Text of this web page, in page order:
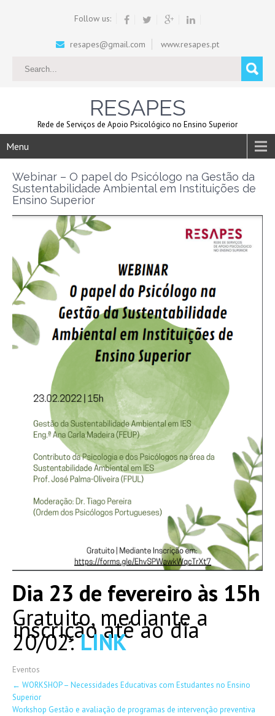
Follow us:
resapes@gmail.com www.resapes.pt
RESAPES
Rede de Serviços de Apoio Psicológico no Ensino Superior
Menu
Webinar – O papel do Psicólogo na Gestão da
Sustentabilidade Ambiental em Instituições de
Ensino Superior
Dia 23 de fevereiro às 15h
Gratuito, mediante a
inscrição até ao dia
20/02:LINK
Eventos
Post
← WORKSHOP – Necessidades Educativas com Estudantes no Ensino
Superior
Workshop Gestão e avaliação de programas de intervenção preventiva